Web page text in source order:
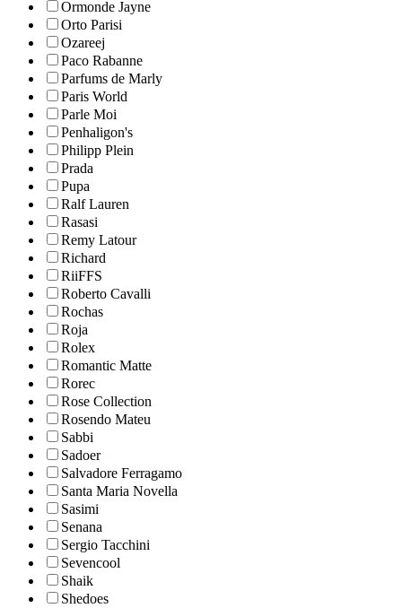
Ormonde Jayne
Orto Parisi
Ozareej
Paco Rabanne
Parfums de Marly
Paris World
Parle Moi
Penhaligon's
Philipp Plein
Prada
Pupa
Ralf Lauren
Rasasi
Remy Latour
Richard
RiiFFS
Roberto Cavalli
Rochas
Roja
Rolex
Romantic Matte
Rorec
Rose Collection
Rosendo Mateu
Sabbi
Sadoer
Salvadore Ferragamo
Santa Maria Novella
Sasimi
Senana
Sergio Tacchini
Sevencool
Shaik
Shedoes